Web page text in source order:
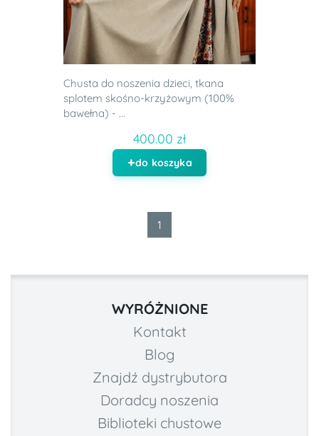
Chusta do noszenia dzieci, tkana
splotem skośno-krzyżowym (100%
bawełna) - ...
400.00 zł
do koszyka
1
WYRÓŻNIONE
Kontakt
Blog
Znajdź dystrybutora
Doradcy noszenia
Biblioteki chustowe